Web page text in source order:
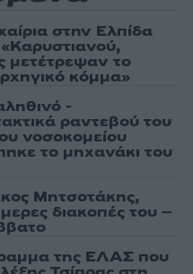
στην Ελπίδα
μετέτρεψαν το
κόμμα»
-
ραντεβού του
νοσοκομείου
το μηχανάκι του
Μητσοτάκης,
διακοπές του –
της ΕΛΑΣ που